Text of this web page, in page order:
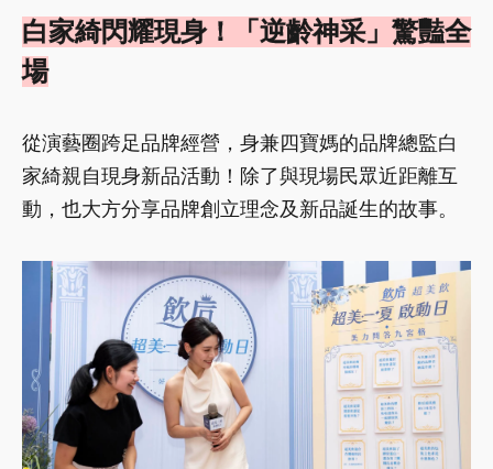
白家綺閃耀現身！「逆齡神采」驚豔全
場
從演藝圈跨足品牌經營，身兼四寶媽的品牌總監白
家綺親自現身新品活動！除了與現場民眾近距離互
動，也大方分享品牌創立理念及新品誕生的故事。